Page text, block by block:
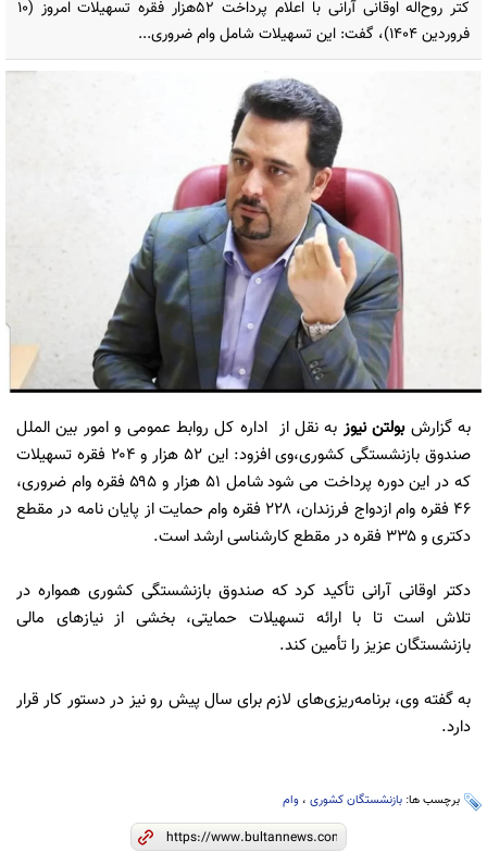
کتر روح‌اله اوقانی آرانی با اعلام پرداخت ۵۲هزار فقره تسهیلات امروز (۱۰
فروردین ۱۴۰۴)، گفت: این تسهیلات شامل وام ضروری...
به گزارشبولتن نیوز به نقل از اداره کل روابط عمومی و امور بین الملل
صندوق بازنشستگی کشوری،
وی افزود: این ۵۲ هزار و ۲۰۴ فقره تسهیلات
که در این دوره پرداخت می شود شامل ۵۱ هزار و ۵۹۵ فقره وام ضروری،
۴۶ فقره وام ازدواج فرزندان، ۲۲۸ فقره وام حمایت از پایان نامه در مقطع
دکتری و ۳۳۵ فقره در مقطع کارشناسی ارشد است.
دکتر اوقانی آرانی تأکید کرد که صندوق بازنشستگی کشوری همواره در
تلاش است تا با ارائه تسهیلات حمایتی، بخشی از نیازهای مالی
بازنشستگان عزیز را تأمین کند.
به گفته وی، برنامه‌ریزی‌های لازم برای سال پیش رو نیز در دستور کار قرار
دارد.
برچسب ها: بازنشستگان کشوری ، وام